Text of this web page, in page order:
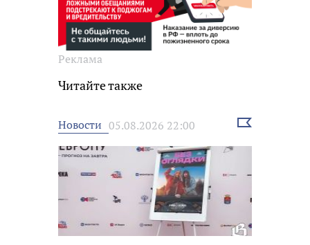
Реклама
Читайте также
Новости 05.08.2026 22:00
Выбрать